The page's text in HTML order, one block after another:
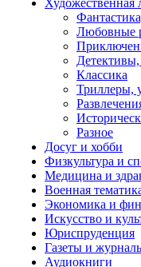
Любовные
Классика
Триллеры,
Разное
Досуг и хобби
Физкультура и
Медицина и
Военная
Экономика и
Искусство и
Юриспруденция
Газеты и
Аудиокниги